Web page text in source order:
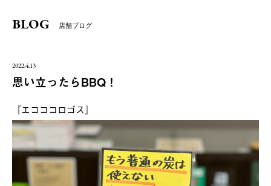
BLOG 店舗ブログ
2022.4.13
思い立ったらBBQ！
『エコココロゴス』